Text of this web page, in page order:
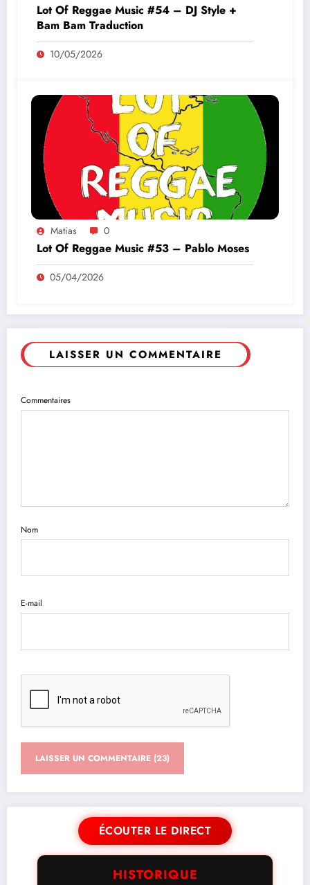
Lot Of Reggae Music #54 – DJ Style +
Bam Bam Traduction
10/05/2026
Matias 0
Lot Of Reggae Music #53 – Pablo Moses
05/04/2026
LAISSER UN COMMENTAIRE
Commentaires
Nom
E-mail
ÉCOUTER LE DIRECT
HISTORIQUE